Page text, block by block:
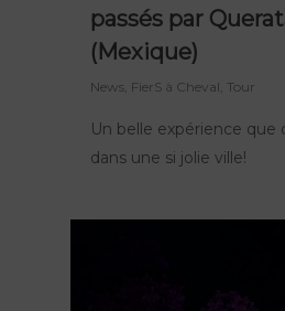
passés par
(Mexique)
News FierS à Cheval ,Tour
Un belle expérience que
dans une si jolie ville!